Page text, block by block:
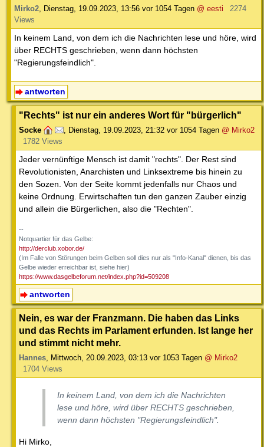
Mirko2, Dienstag, 19.09.2023, 13:56 vor 1054 Tagen @ eesti
2274
Views
In keinem Land, von dem ich die Nachrichten lese und höre, wird
über RECHTS geschrieben, wenn dann höchsten
"Regierungsfeindlich".
antworten
"Rechts" ist nur ein anderes Wort für "bürgerlich"
Socke , Dienstag, 19.09.2023, 21:32 vor 1054 Tagen @ Mirko2
1782 Views
Jeder vernünftige Mensch ist damit "rechts". Der Rest sind
Revolutionisten, Anarchisten und Linksextreme bis hinein zu
den Sozen. Von der Seite kommt jedenfalls nur Chaos und
keine Ordnung. Erwirtschaften tun den ganzen Zauber einzig
und allein die Bürgerlichen, also die "Rechten".
--
Notquartier für das Gelbe:
http://derclub.xobor.de/
(Im Falle von Störungen beim Gelben soll dies nur als "Info-Kanal" dienen, bis das
Gelbe wieder erreichbar ist, siehe hier)
https://www.dasgelbeforum.net/index.php?id=509208
antworten
Nein, es war der Franzmann. Die haben das Links
und das Rechts im Parlament erfunden. Ist lange her
und stimmt nicht mehr.
Hannes Mittwoch, 20.09.2023, 03:13 vor 1053 Tagen @ Mirko2
1704 Views
In keinem Land, von dem ich die Nachrichten
lese und höre, wird über RECHTS geschrieben,
wenn dann höchsten "Regierungsfeindlich".
Hi Mirko,